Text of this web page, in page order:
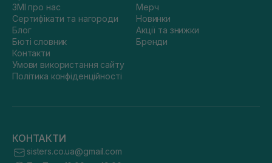
ЗМІ про нас
Сертифікати та нагороди
Блог
Бюті словник
Контакти
Умови використання сайту
Політика конфіденційності
Мерч
Новинки
Акції та знижки
Бренди
КОНТАКТИ
sisters.co.ua@gmail.com